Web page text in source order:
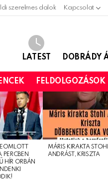
szerelmes dalok Kapcsolat
LATEST DOBRÁDY
FELDOLGOZÁSOK
PERCBEN
HÍR ORBÁN
MÁRIS KIRAKTA
ANDRÁST, KRISZTA